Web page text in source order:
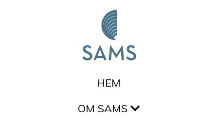
HEM
OM SAMS